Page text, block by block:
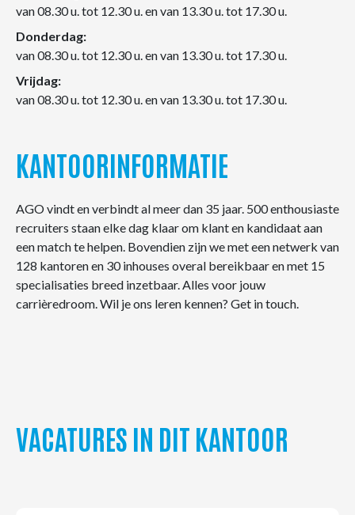
van 08.30 u. tot 12.30 u. en van 13.30 u. tot 17.30 u.
Donderdag:
van 08.30 u. tot 12.30 u. en van 13.30 u. tot 17.30 u.
Vrijdag:
van 08.30 u. tot 12.30 u. en van 13.30 u. tot 17.30 u.
KANTOORINFORMATIE
AGO vindt en verbindt al meer dan 35 jaar. 500 enthousiaste
recruiters staan elke dag klaar om klant en kandidaat aan
een match te helpen. Bovendien zijn we met een netwerk van
128 kantoren en 30 inhouses overal bereikbaar en met 15
specialisaties breed inzetbaar. Alles voor jouw
carrièredroom. Wil je ons leren kennen? Get in touch.
VACATURES IN DIT KANTOOR